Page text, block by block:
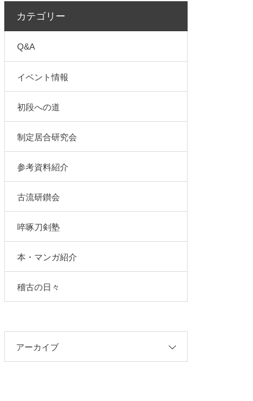
カテゴリー
Q&A
イベント情報
初段への道
制定居合研究会
参考資料紹介
古流研鑚会
啐啄刀剣塾
本・マンガ紹介
稽古の日々
アーカイブ